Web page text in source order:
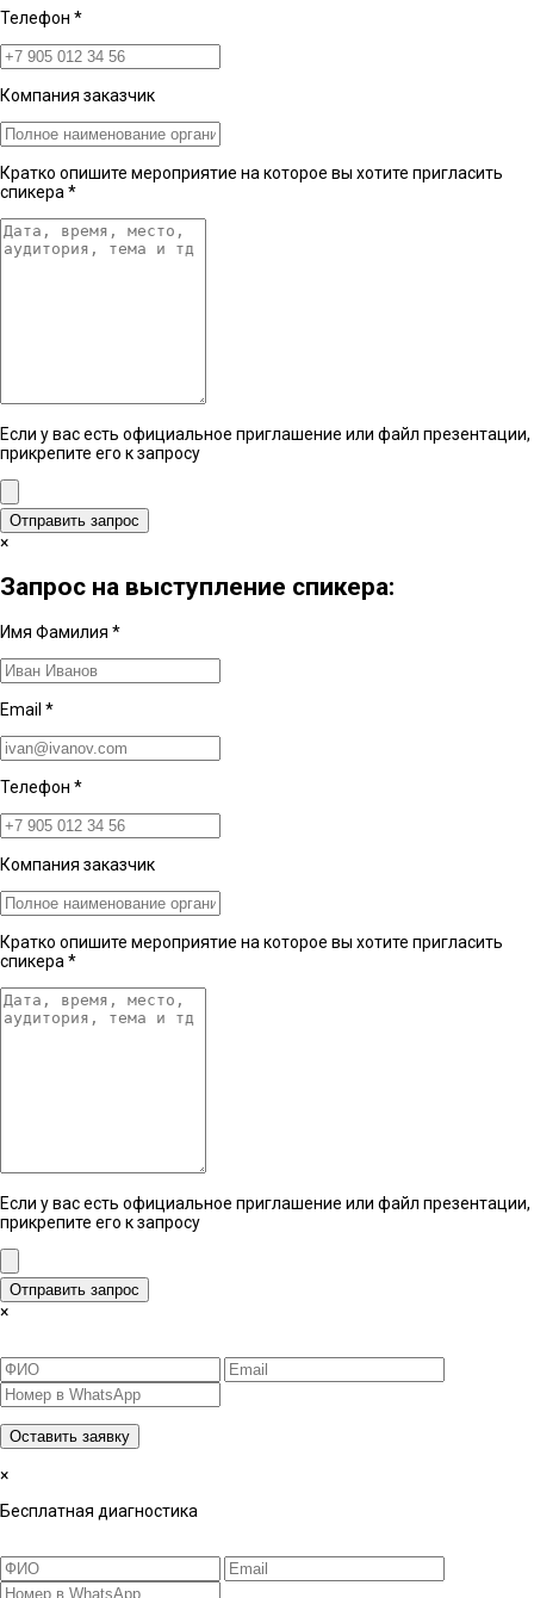
Телефон *
Компания заказчик
Кратко опишите мероприятие на которое вы хотите пригласить
спикера *
Если у вас есть официальное приглашение или файл презентации,
прикрепите его к запросу
Отправить запрос
×
Запрос на выступление спикера:
Имя Фамилия *
Email *
Телефон *
Компания заказчик
Кратко опишите мероприятие на которое вы хотите пригласить
спикера *
Если у вас есть официальное приглашение или файл презентации,
прикрепите его к запросу
Отправить запрос
×
Оставить заявку
×
Бесплатная диагностика